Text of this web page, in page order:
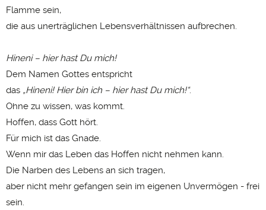
Flamme sein,
die aus unerträglichen Lebensverhältnissen aufbrechen.
Hineni – hier hast Du mich!
Dem Namen Gottes entspricht
das „Hineni! Hier bin ich – hier hast Du mich!“.
Ohne zu wissen, was kommt.
Hoffen, dass Gott hört.
Für mich ist das Gnade.
Wenn mir das Leben das Hoffen nicht nehmen kann.
Die Narben des Lebens an sich tragen,
aber nicht mehr gefangen sein im eigenen Unvermögen - frei
sein.